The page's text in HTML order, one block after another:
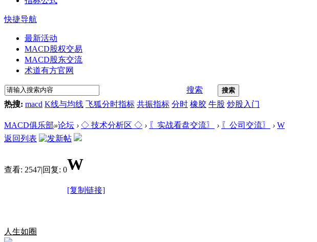
快捷导航
最新活动
MACD股权交易
MACD股东交流
术道有方官网
搜索 搜索
热搜: macd K线与均线 飞狐分时指标 共振指标 分时 橡胶 牛股 炒股入门
MACD俱乐部»论坛 › ◇ 技术分析区 ◇ › 〖实战看盘交流〗 › 〖公司交流〗 › W
返回列表
查看: 2547|回复: 0W
[复制链接]
人生如圈